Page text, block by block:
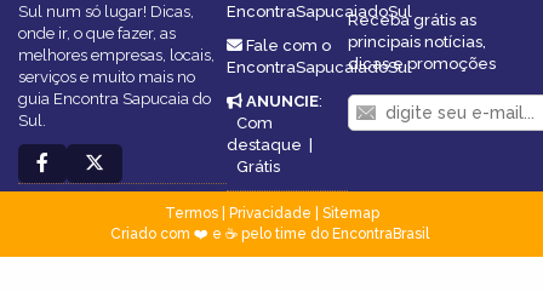
Sul num só lugar! Dicas,
onde ir, o que fazer, as
melhores empresas, locais,
serviços e muito mais no
guia Encontra Sapucaia do
Sul.
EncontraSapucaiadoSul
Fale com o
EncontraSapucaiadoSul
ANUNCIE:
Com
destaque |
Grátis
Receba grátis as
principais notícias,
dicas e promoções
Termos| Privacidade
Sitemap
Criado com ❤️ e ☕ pelo time do EncontraBrasil